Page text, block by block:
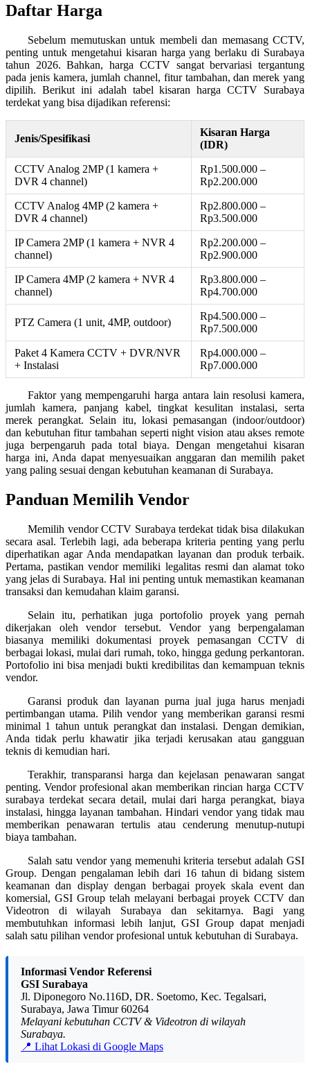
Daftar Harga
Sebelum memutuskan untuk membeli dan memasang CCTV,
penting untuk mengetahui kisaran harga yang berlaku di Surabaya
tahun 2026. Bahkan, harga CCTV sangat bervariasi tergantung
pada jenis kamera, jumlah channel, fitur tambahan, dan merek yang
dipilih. Berikut ini adalah tabel kisaran harga CCTV Surabaya
terdekat yang bisa dijadikan referensi:
Jenis/Spesifikasi
Kisaran Harga
(IDR)
CCTV Analog 2MP (1 kamera +
DVR 4 channel)
Rp1.500.000 –
Rp2.200.000
CCTV Analog 4MP (2 kamera +
DVR 4 channel)
Rp2.800.000 –
Rp3.500.000
IP Camera 2MP (1 kamera + NVR 4
channel)
Rp2.200.000 –
Rp2.900.000
IP Camera 4MP (2 kamera + NVR 4
channel)
Rp3.800.000 –
Rp4.700.000
PTZ Camera (1 unit, 4MP, outdoor)
Rp4.500.000 –
Rp7.500.000
Paket 4 Kamera CCTV + DVR/NVR
+ Instalasi
Rp4.000.000 –
Rp7.000.000
Faktor yang mempengaruhi harga antara lain resolusi kamera,
jumlah kamera, panjang kabel, tingkat kesulitan instalasi, serta
merek perangkat. Selain itu, lokasi pemasangan (indoor/outdoor)
dan kebutuhan fitur tambahan seperti night vision atau akses remote
juga berpengaruh pada total biaya. Dengan mengetahui kisaran
harga ini, Anda dapat menyesuaikan anggaran dan memilih paket
yang paling sesuai dengan kebutuhan keamanan di Surabaya.
Panduan Memilih Vendor
Memilih vendor CCTV Surabaya terdekat tidak bisa dilakukan
secara asal. Terlebih lagi, ada beberapa kriteria penting yang perlu
diperhatikan agar Anda mendapatkan layanan dan produk terbaik.
Pertama, pastikan vendor memiliki legalitas resmi dan alamat toko
yang jelas di Surabaya. Hal ini penting untuk memastikan keamanan
transaksi dan kemudahan klaim garansi.
Selain itu, perhatikan juga portofolio proyek yang pernah
dikerjakan oleh vendor tersebut. Vendor yang berpengalaman
biasanya memiliki dokumentasi proyek pemasangan CCTV di
berbagai lokasi, mulai dari rumah, toko, hingga gedung perkantoran.
Portofolio ini bisa menjadi bukti kredibilitas dan kemampuan teknis
vendor.
Garansi produk dan layanan purna jual juga harus menjadi
pertimbangan utama. Pilih vendor yang memberikan garansi resmi
minimal 1 tahun untuk perangkat dan instalasi. Dengan demikian,
Anda tidak perlu khawatir jika terjadi kerusakan atau gangguan
teknis di kemudian hari.
Terakhir, transparansi harga dan kejelasan penawaran sangat
penting. Vendor profesional akan memberikan rincian harga CCTV
surabaya terdekat secara detail, mulai dari harga perangkat, biaya
instalasi, hingga layanan tambahan. Hindari vendor yang tidak mau
memberikan penawaran tertulis atau cenderung menutup-nutupi
biaya tambahan.
Salah satu vendor yang memenuhi kriteria tersebut adalah GSI
Group. Dengan pengalaman lebih dari 16 tahun di bidang sistem
keamanan dan display dengan berbagai proyek skala event dan
komersial, GSI Group telah melayani berbagai proyek CCTV dan
Videotron di wilayah Surabaya dan sekitarnya. Bagi yang
membutuhkan informasi lebih lanjut, GSI Group dapat menjadi
salah satu pilihan vendor profesional untuk kebutuhan di Surabaya.
Informasi Vendor Referensi
GSI Surabaya
Jl. Diponegoro No.116D, DR. Soetomo, Kec. Tegalsari,
Surabaya, Jawa Timur 60264
Melayani kebutuhan CCTV & Videotron di wilayah
Surabaya.
📍 Lihat Lokasi di Google Maps